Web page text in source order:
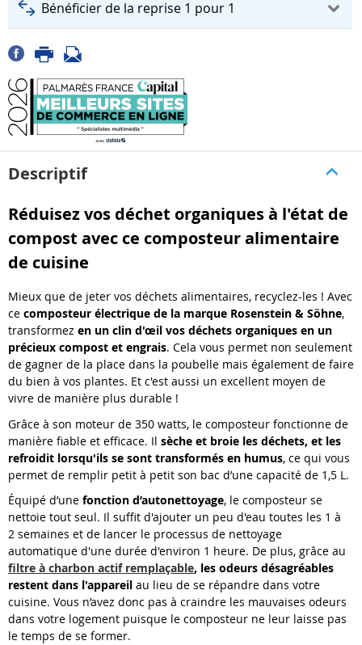
Bénéficier de la reprise 1 pour 1
Descriptif
Réduisez vos déchet organiques à l'état de
compost avec ce composteur alimentaire
de cuisine
Mieux que de jeter vos déchets alimentaires, recyclez-les ! Avec
ce composteur électrique de la marque Rosenstein & Söhne,
transformez en un clin d'œil vos déchets organiques en un
précieux compost et engrais. Cela vous permet non seulement
de gagner de la place dans la poubelle mais également de faire
du bien à vos plantes. Et c'est aussi un excellent moyen de
vivre de manière plus durable !
Grâce à son moteur de 350 watts, le composteur fonctionne de
manière fiable et efficace. Il sèche et broie les déchets, et les
refroidit lorsqu'ils se sont transformés en humus, ce qui vous
permet de remplir petit à petit son bac d’une capacité de 1,5 L.
Équipé d’une fonction d’autonettoyage, le composteur se
nettoie tout seul. Il suffit d'ajouter un peu d'eau toutes les 1 à
2 semaines et de lancer le processus de nettoyage
automatique d'une durée d'environ 1 heure. De plus, grâce au
filtre à charbon actif remplaçable, les odeurs désagréables
restent dans l'appareil au lieu de se répandre dans votre
cuisine. Vous n’avez donc pas à craindre les mauvaises odeurs
dans votre logement puisque le composteur ne leur laisse pas
le temps de se former.